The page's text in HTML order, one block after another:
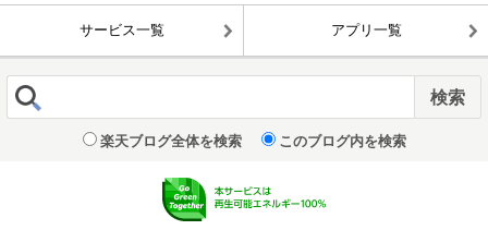
サービス一覧 アプリ一覧
楽天ブログ全体を検索 このブログ内を検索